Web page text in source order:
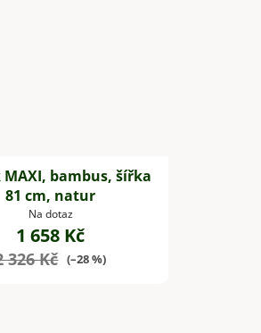
bambus, šířka
81 cm, natur
Na dotaz
1 658 Kč
326 Kč (–28 %)